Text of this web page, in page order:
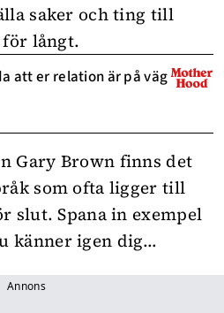
saker och ting till
långt.
att er relation är på väg
Gary Brown finns det
som ofta ligger till
slut. Spana in exempel
känner igen dig…
Annons